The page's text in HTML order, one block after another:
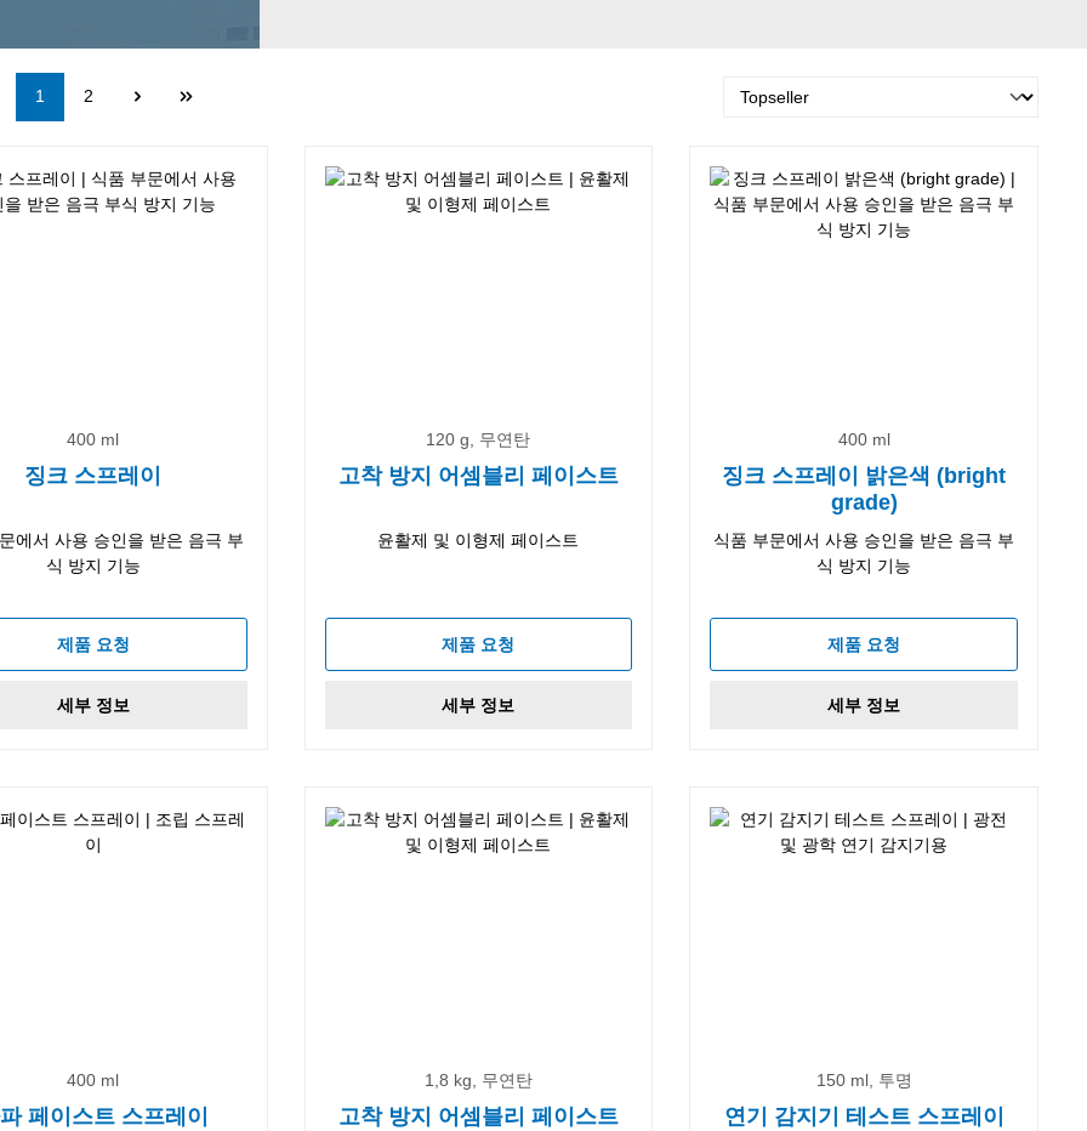
Page
1 Page
2
400 ml
징크 스프레이
에서 사용 승인을 받은 음극 부
식 방지 기능
제품 요청
세부 정보
120 g, 무연탄
고착 방지 어셈블리 페이스트
윤활제 및 이형제 페이스트
제품 요청
세부 정보
400 ml
징크 스프레이 밝은색 (bright
grade)
식품 부문에서 사용 승인을 받은 음극 부
식 방지 기능
제품 요청
세부 정보
400 ml
페이스트 스프레이
1,8 kg, 무연탄
고착 방지 어셈블리 페이스트
150 ml, 투명
연기 감지기 테스트 스프레이